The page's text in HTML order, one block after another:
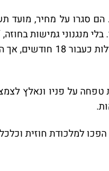
סגרו על מחיר, מועד
מנגנוני גמישות
בשבועות האחרונים ליווינו
על פניו ונאלץ
למלכודת חוזית